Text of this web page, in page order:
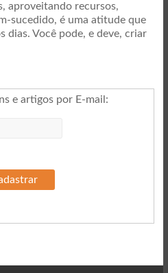
aproveitando recursos,
sucedido, é uma atitude que
dias. Você pode, e deve, criar
e artigos por E-mail :